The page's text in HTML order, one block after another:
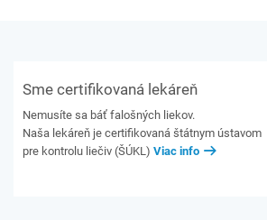
Sme certifikovaná lekáreň
Nemusíte sa báť falošných liekov.
Naša lekáreň je certifikovaná štátnym ústavom
pre kontrolu liečiv (ŠÚKL) Viac info